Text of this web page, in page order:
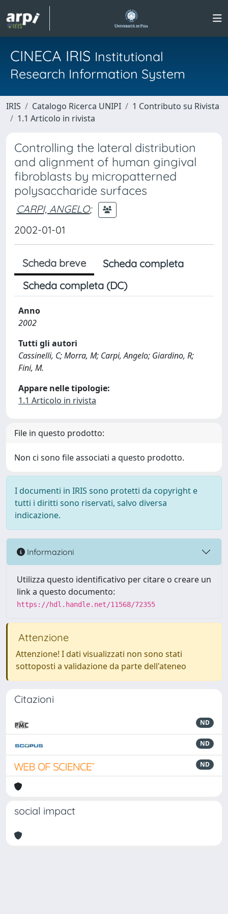
CINECA IRIS Institutional
Research Information System
IRIS Catalogo Ricerca UNIPI
1 Contributo su Rivista
1.1 Articolo in rivista
Controlling the lateral distribution
and alignment of human gingival
fibroblasts by micropatterned
polysaccharide surfaces
CARPI, ANGELO;
2002-01-01
Scheda breve
Scheda completa
Scheda completa (DC)
Anno
2002
Tutti gli autori
Cassinelli, C; Morra, M; Carpi, Angelo; Giardino, R;
Fini, M.
Appare nelle tipologie:
1.1 Articolo in rivista
File in questo prodotto:
Non ci sono file associati a questo prodotto.
I documenti in IRIS sono protetti da copyright e
tutti i diritti sono riservati, salvo diversa
indicazione.
Informazioni
Utilizza questo identificativo per citare o creare un
link a questo documento:
https://hdl.handle.net/11568/72355
Attenzione
Attenzione! I dati visualizzati non sono stati
sottoposti a validazione da parte dell'ateneo
Citazioni
ND
ND
ND
social impact